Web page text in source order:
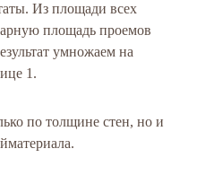
Из площади всех
площадь проемов
умножаем на
1.
по толщине стен, но и